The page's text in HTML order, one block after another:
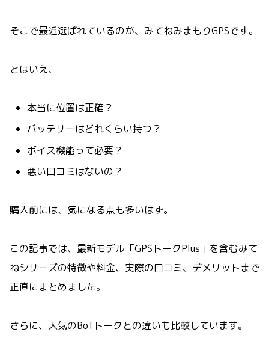
そこで最近選ばれているのが、みてねみまもりGPSです。
とはいえ、
本当に位置は正確？
バッテリーはどれくらい持つ？
ボイス機能って必要？
悪い口コミはないの？
購入前には、気になる点も多いはず。
この記事では、最新モデル「GPSトークPlus」を含むみて
ねシリーズの特徴や料金、実際の口コミ、デメリットまで
正直にまとめました。
さらに、人気のBoTトークとの違いも比較しています。